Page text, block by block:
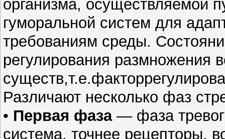
организма, осуществляемой
гуморальной систем для
требованиям среды.
регулирования размножения
Различают несколько фаз
• Первая фаза— фаза
система, точнее рецепторы,